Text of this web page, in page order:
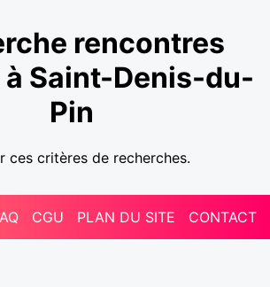
rencontres
à Saint-Denis-du-
Pin
ces critères de recherches.
CGU PLAN DU SITE CONTACT